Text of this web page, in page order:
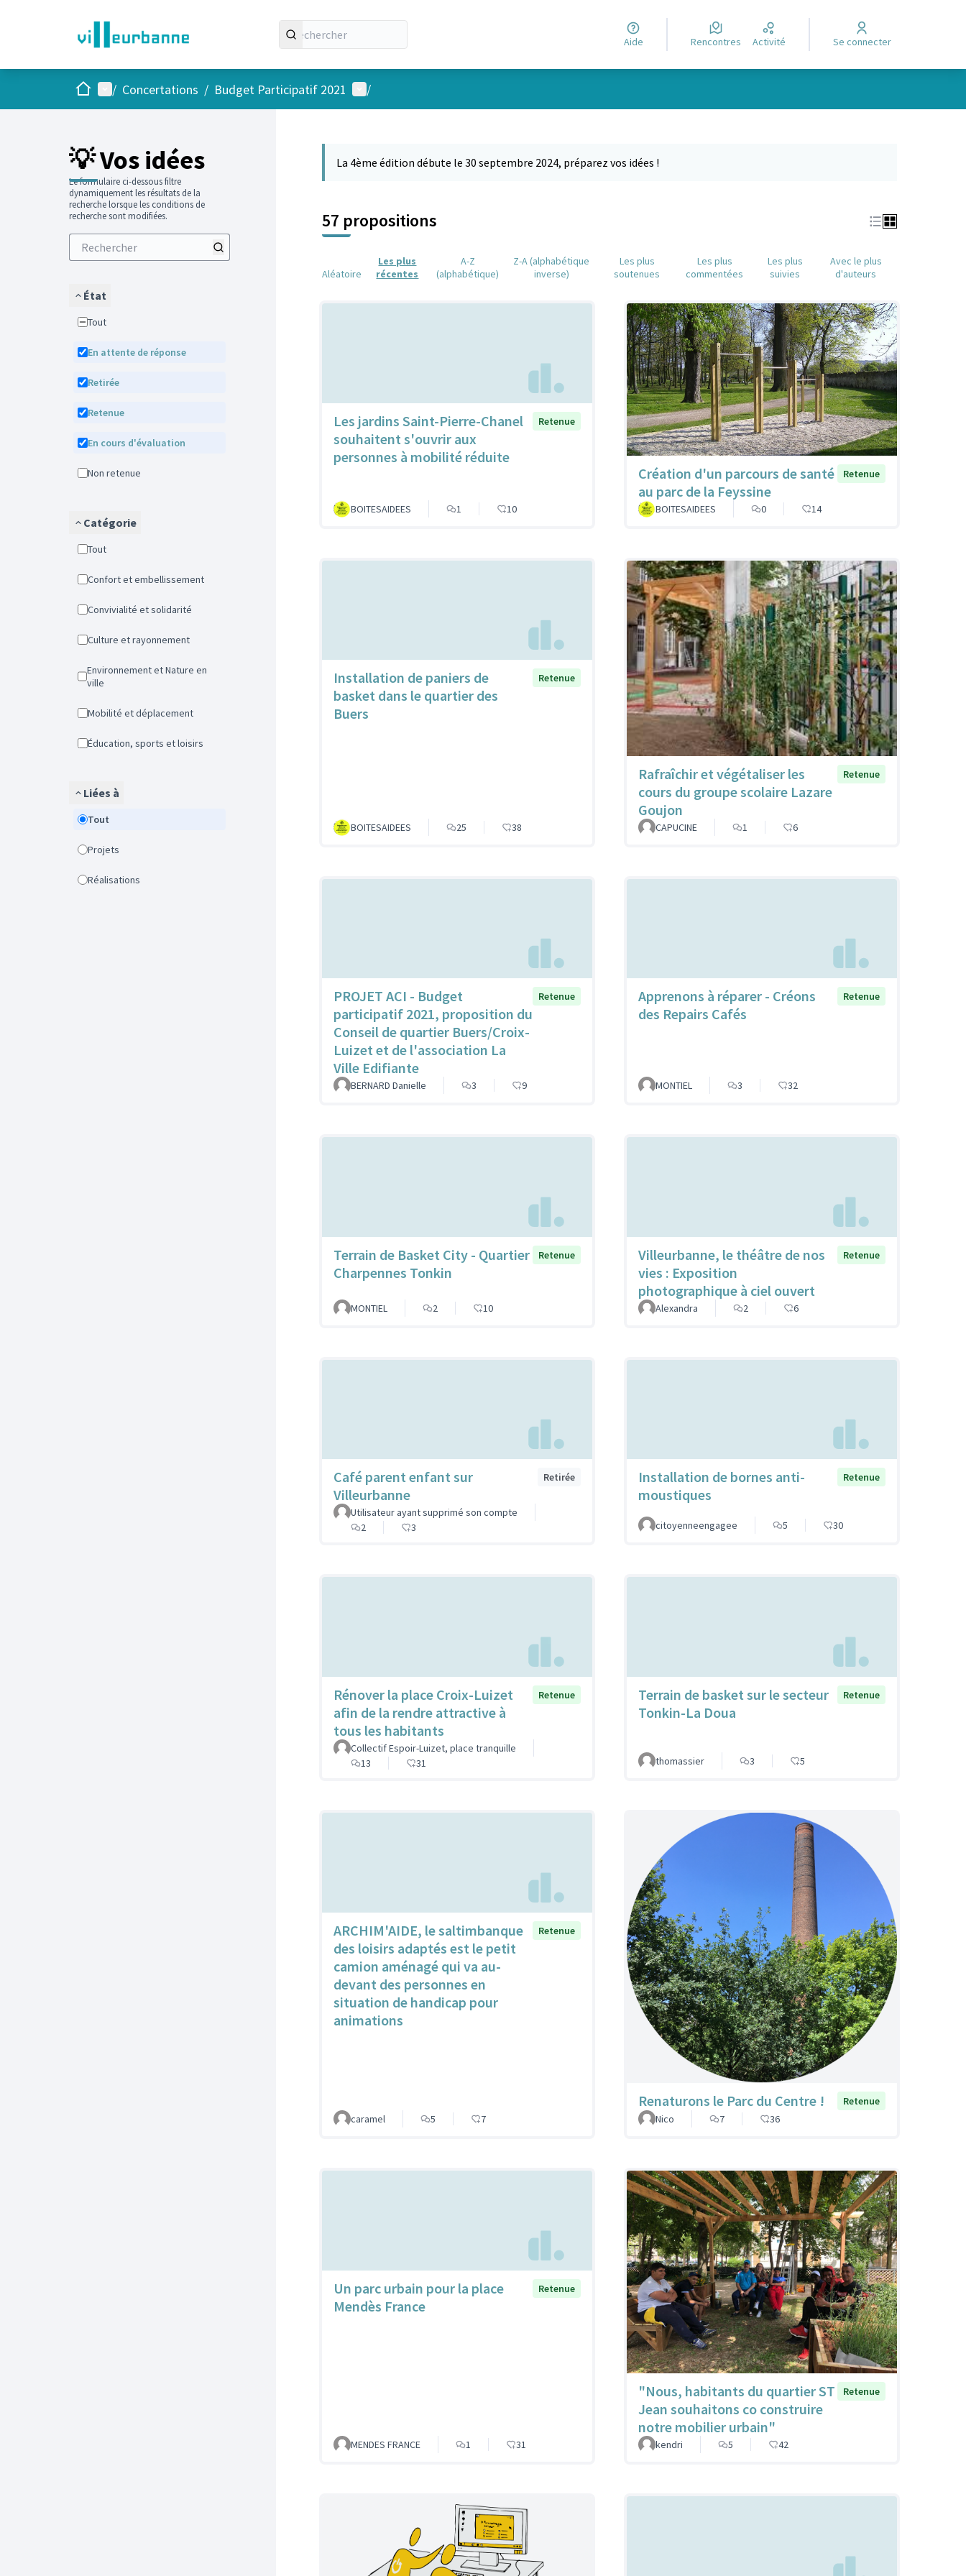
Aide Rencontres Activité Se connecter
AccueilMenu principal
/ Concertations / Budget Participatif 2021 Menu utilisateur
/
💡 Vos idées
Le formulaire ci-dessous filtre
dynamiquement les résultats de la
recherche lorsque les conditions de
recherche sont modifiées.
État
Tout
En attente de réponse
Retirée
Retenue
En cours d'évaluation
Non retenue
Catégorie
Tout
Confort et embellissement
Convivialité et solidarité
Culture et rayonnement
Environnement et Nature en
ville
Mobilité et déplacement
Éducation, sports et loisirs
Liées à
Tout
Projets
Réalisations
La 4ème édition débute le 30 septembre 2024, préparez vos idées !
57 propositions
Aléatoire
Les plus
récentes
A-Z
(alphabétique)
Z-A (alphabétique
inverse)
Les plus
soutenues
Les plus
commentées
Les plus
suivies
Avec le plus
d'auteurs
Les jardins Saint-Pierre-Chanel
souhaitent s'ouvrir aux
personnes à mobilité réduite
Retenue
BOITESAIDEES 1 10
Création d'un parcours de santé
au parc de la Feyssine
Retenue
BOITESAIDEES 0 14
Installation de paniers de
basket dans le quartier des
Buers
Retenue
BOITESAIDEES 25 38
Rafraîchir et végétaliser les
cours du groupe scolaire Lazare
Goujon
Retenue
CAPUCINE 1 6
PROJET ACI - Budget
participatif 2021, proposition du
Conseil de quartier Buers/Croix-
Luizet et de l'association La
Ville Edifiante
Retenue
BERNARD Danielle 3 9
Apprenons à réparer - Créons
des Repairs Cafés
Retenue
MONTIEL 3 32
Terrain de Basket City - Quartier
Charpennes Tonkin
Retenue
MONTIEL 2 10
Villeurbanne, le théâtre de nos
vies : Exposition
photographique à ciel ouvert
Retenue
Alexandra 2 6
Café parent enfant sur
Villeurbanne
Retirée
Utilisateur ayant supprimé son compte
2
3
Installation de bornes anti-
moustiques
Retenue
citoyenneengagee 5 30
Rénover la place Croix-Luizet
afin de la rendre attractive à
tous les habitants
Retenue
Collectif Espoir-Luizet, place tranquille
13
31
Terrain de basket sur le secteur
Tonkin-La Doua
Retenue
thomassier 3 5
ARCHIM'AIDE, le saltimbanque
des loisirs adaptés est le petit
camion aménagé qui va au-
devant des personnes en
situation de handicap pour
animations
Retenue
caramel 5 7
Renaturons le Parc du Centre !
Retenue
Nico
7 36
Un parc urbain pour la place
Mendès France
Retenue
MENDES FRANCE 1 31
"Nous, habitants du quartier ST
Jean souhaitons co construire
notre mobilier urbain"
Retenue
kendri 5 42